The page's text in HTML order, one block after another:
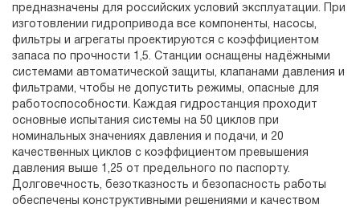
предназначены для российских условий эксплуатации. При
изготовлении гидропривода все компоненты, насосы,
фильтры и агрегаты проектируются с коэффициентом
запаса по прочности 1,5. Станции оснащены надёжными
системами автоматической защиты, клапанами давления и
фильтрами, чтобы не допустить режимы, опасные для
работоспособности. Каждая гидростанция проходит
основные испытания системы на 50 циклов при
номинальных значениях давления и подачи, и 20
качественных циклов с коэффициентом превышения
давления выше 1,25 от предельного по паспорту.
Долговечность, безотказность и безопасность работы
обеспечены конструктивными решениями и качеством